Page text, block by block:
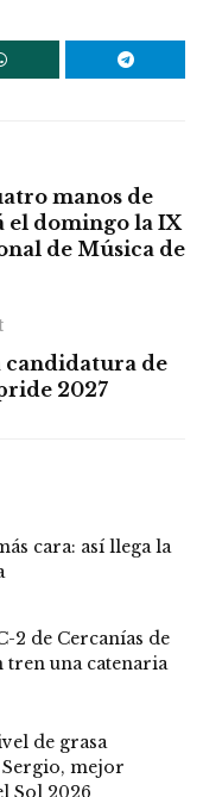
manos de
el domingo la IX
de Música de
candidatura de
2027
cara: así llega la
2 de Cercanías de
tren una catenaria
de grasa
mejor
Sol 2026